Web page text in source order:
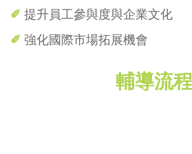
✐ 提升員工參與度與企業文化
✐ 強化國際市場拓展機會
輔導流程